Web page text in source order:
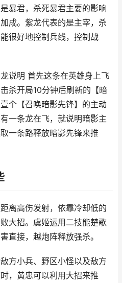
暴君，杀死暴君主要的影响
成。紫龙代表的是主宰，杀
很好地控制兵线，控制战
说明 首先这条在英雄身上飞
杀开局10分钟后刷新的【暗
个【召唤暗影先锋】的主动
一条龙在飞，就说明暗影主
一条路释放暗影先锋来推
离高伤发射，依靠冷却低的
大招。虞姬运用二技能楚歌
直接，越炮阵释放强杀。
方小兵、野区小怪以及敌方
，黄忠可以利用大招来推